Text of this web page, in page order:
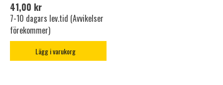
41,00 kr
7-10 dagars lev.tid (Avvikelser
förekommer)
Lägg i varukorg